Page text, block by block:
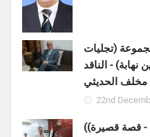
(تجليات
- الناقد
الحديثي
22nd